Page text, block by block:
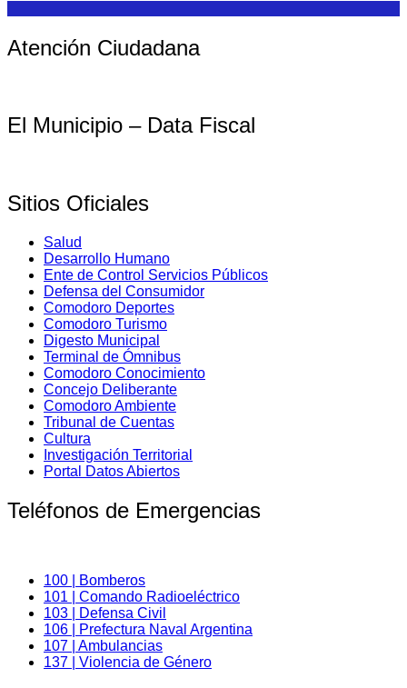
Atención Ciudadana
El Municipio – Data Fiscal
Sitios Oficiales
Salud
Desarrollo Humano
Ente de Control Servicios Públicos
Defensa del Consumidor
Comodoro Deportes
Comodoro Turismo
Digesto Municipal
Terminal de Ómnibus
Comodoro Conocimiento
Concejo Deliberante
Comodoro Ambiente
Tribunal de Cuentas
Cultura
Investigación Territorial
Portal Datos Abiertos
Teléfonos de Emergencias
100 | Bomberos
101 | Comando Radioeléctrico
103 | Defensa Civil
106 | Prefectura Naval Argentina
107 | Ambulancias
137 | Violencia de Género